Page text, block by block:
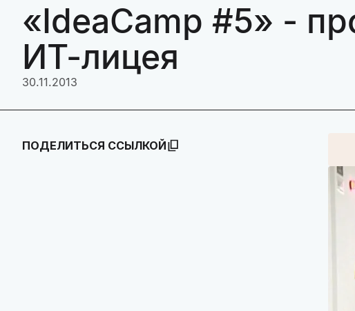
«IdeaCamp #5» -
ИТ-лицея
30.11.2013
ПОДЕЛИТЬСЯ ССЫЛКОЙ